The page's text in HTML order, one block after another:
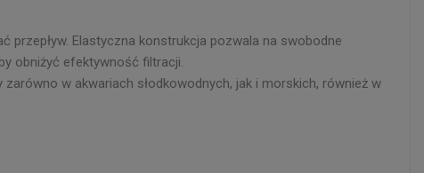
Elastyczna konstrukcja pozwala na swobodne
obniżyć efektywność filtracji.
w akwariach słodkowodnych, jak i morskich, również w